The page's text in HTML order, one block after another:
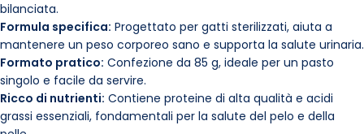
bilanciata.
Formula specifica: Progettato per gatti sterilizzati, aiuta a
mantenere un peso corporeo sano e supporta la salute urinaria.
Formato pratico: Confezione da 85 g, ideale per un pasto
singolo e facile da servire.
Ricco di nutrienti: Contiene proteine di alta qualità e acidi
grassi essenziali, fondamentali per la salute del pelo e della